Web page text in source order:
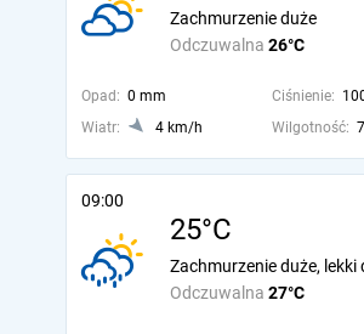
Odczuwalna 26°C
Zachmurzenie duże
Opad: 0 mm Ciśnienie:
Wiatr:
4 km/h Wilgotność:
09:00
25°C
Odczuwalna 27°C
Zachmurzenie duże, lekki